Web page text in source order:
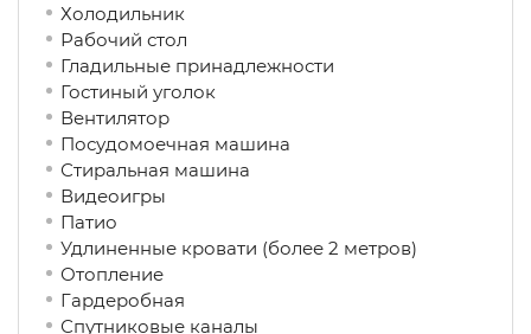
Холодильник
Рабочий стол
Гладильные принадлежности
Гостиный уголок
Вентилятор
Посудомоечная машина
Стиральная машина
Видеоигры
Патио
Удлиненные кровати (более 2 метров)
Отопление
Гардеробная
Спутниковые каналы